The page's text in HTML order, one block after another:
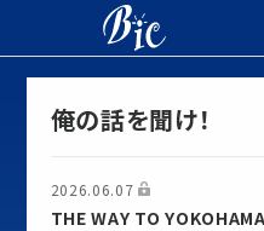
俺の話を聞け！
2026.06.07
THE WAY TO